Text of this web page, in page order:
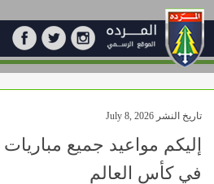
تاريخ النشر July 8, 2026
إليكم مواعيد جميع مباريات
في كأس العالم